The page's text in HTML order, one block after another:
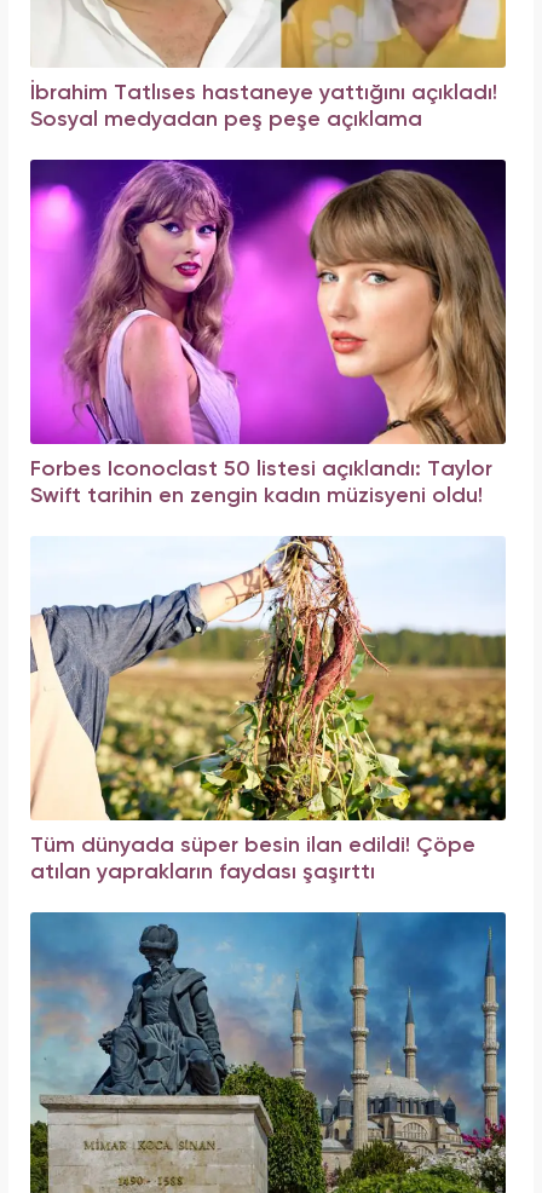
İbrahim Tatlıses hastaneye yattığını açıkladı!
Sosyal medyadan peş peşe açıklama
Forbes Iconoclast 50 listesi açıklandı: Taylor
Swift tarihin en zengin kadın müzisyeni oldu!
Tüm dünyada süper besin ilan edildi! Çöpe
atılan yaprakların faydası şaşırttı